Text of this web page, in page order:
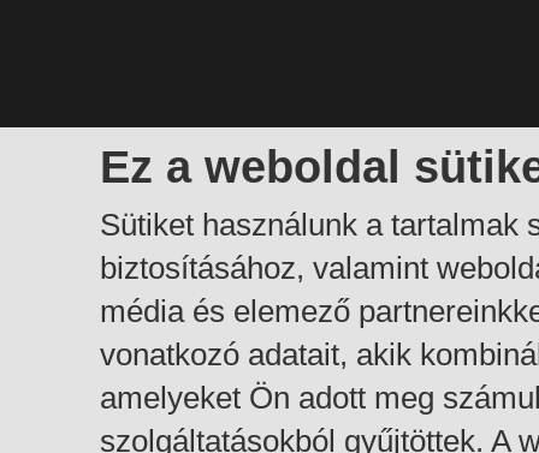
Ez a weboldal
Sütiket használunk a tartalmak
biztosításához, valamint
média és elemező
vonatkozó adatait, akik
amelyeket Ön adott meg
szolgáltatásokból gyűjtöttek. A